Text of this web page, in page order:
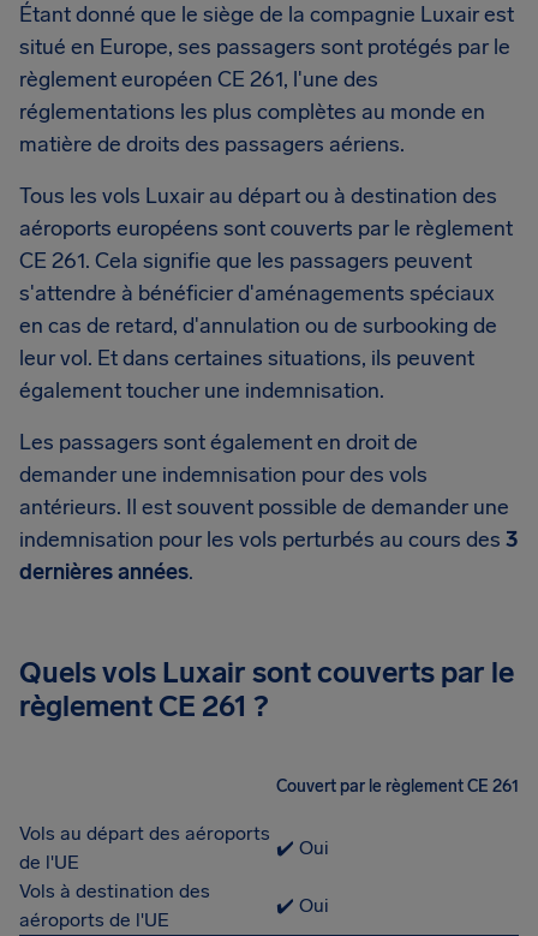
Étant donné que le siège de la compagnie Luxair est
situé en Europe, ses passagers sont protégés par le
règlement européen CE 261, l'une des
réglementations les plus complètes au monde en
matière de droits des passagers aériens.
Tous les vols Luxair au départ ou à destination des
aéroports européens sont couverts par le règlement
CE 261. Cela signifie que les passagers peuvent
s'attendre à bénéficier d'aménagements spéciaux
en cas de retard, d'annulation ou de surbooking de
leur vol. Et dans certaines situations, ils peuvent
également toucher une indemnisation.
Les passagers sont également en droit de
demander une indemnisation pour des vols
antérieurs. Il est souvent possible de demander une
indemnisation pour les vols perturbés au cours des 3
dernières années.
Quels vols Luxair sont couverts par le
règlement CE 261 ?
Couvert par le règlement CE 261
Vols au départ des aéroports
de l'UE
✔️ Oui
Vols à destination des
aéroports de l'UE
✔️ Oui